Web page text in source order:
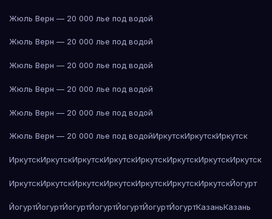
Жюль Верн — 20 000 лье под водой
Жюль Верн — 20 000 лье под водой
Жюль Верн — 20 000 лье под водой
Жюль Верн — 20 000 лье под водой
Жюль Верн — 20 000 лье под водой
Жюль Верн — 20 000 лье под водойИркутскИркутскИркутск
ИркутскИркутскИркутскИркутскИркутскИркутскИркутскИркутск
ИркутскИркутскИркутскИркутскИркутскИркутскИркутскЙогурт
ЙогуртЙогуртЙогуртЙогуртЙогуртЙогуртЙогуртКазаньКазань